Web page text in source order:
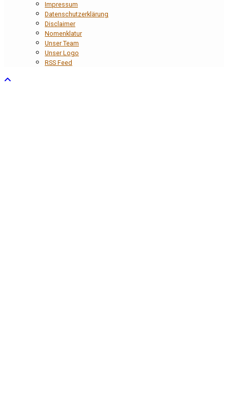
Impressum
Datenschutzerklärung
Disclaimer
Nomenklatur
Unser Team
Unser Logo
RSS Feed